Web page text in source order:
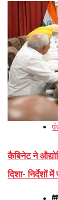
कैबिनेट ने
दिशा- निर्देशों